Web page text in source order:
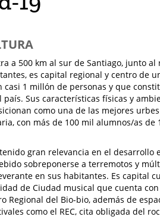
a 500 km al sur de Santiago, junto al
es capital regional y centro de
casi 1 millón de personas y que
Sus características físicas y
como una de las mejores
con más de 100 mil alumnos/as de
gran relevancia en el desarrollo
sobreponerse a terremotos y
en sus habitantes. Es capital
de Ciudad musical que cuenta
Regional del Bio-bio, además de
como el REC, cita obligada del